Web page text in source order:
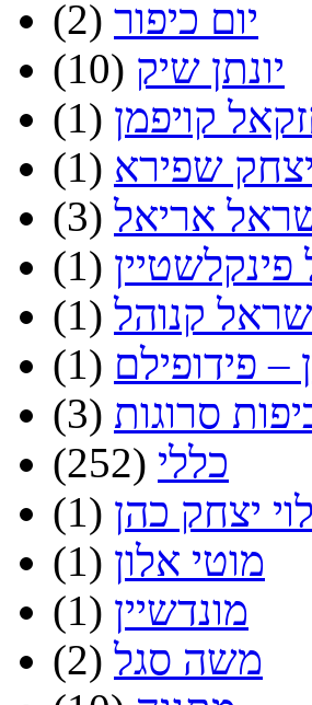
יום כיפור (2)
יונתן שיק (10)
קויפמן (1)
יצחק שפירא (1)
אריאל (3)
(1)
קנוהל (1)
– פידופילם (1)
סרוגות (3)
כללי (252)
לוי יצחק כהן (1)
מוטי אלון (1)
מונדשיין (1)
משה סגל (2)